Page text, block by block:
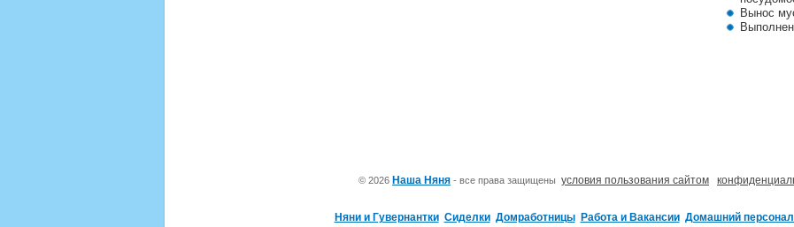
Вынос
© 2026 Наша Няня - все права защищены условия пользования сайтом
Няни и Гувернантки Сиделки Домработницы Работа и Вакансии Домашний